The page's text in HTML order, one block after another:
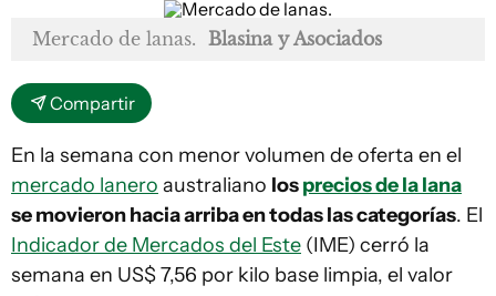
Mercado de lanas. Blasina y Asociados
Compartir
En la semana con menor volumen de oferta en el
mercado lanero australiano losprecios de la lana
se movieron hacia arriba en todas las categorías. El
Indicador de Mercados del Este (IME) cerró la
semana en US$ 7,56 por kilo base limpia, el valor